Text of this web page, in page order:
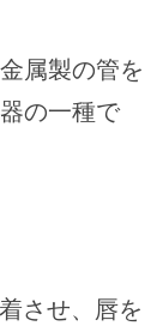
属製の管を
の一種で
させ、唇を